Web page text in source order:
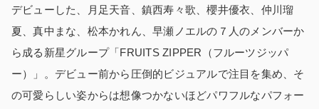
デビューした、月足天音、鎮西寿々歌、櫻井優衣、仲川瑠
夏、真中まな、松本かれん、早瀬ノエルの７人のメンバーか
ら成る新星グループ「FRUITS ZIPPER（フルーツジッパ
ー）」。デビュー前から圧倒的ビジュアルで注目を集め、そ
の可愛らしい姿からは想像つかないほどパワフルなパフォー